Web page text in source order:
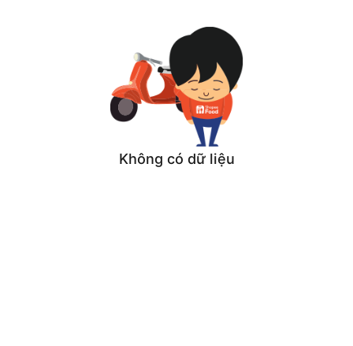
Không có dữ liệu